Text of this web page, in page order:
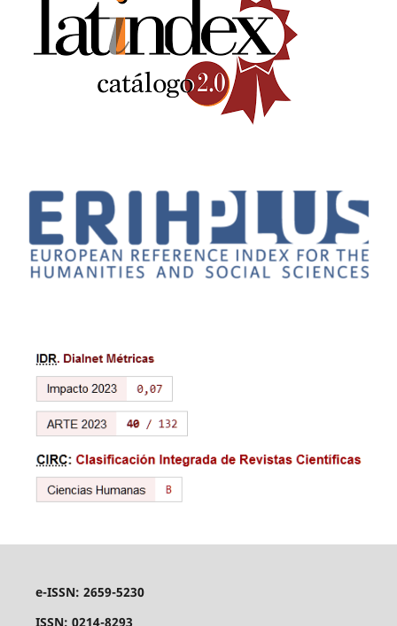
e-ISSN: 2659-5230
ISSN: 0214-8293